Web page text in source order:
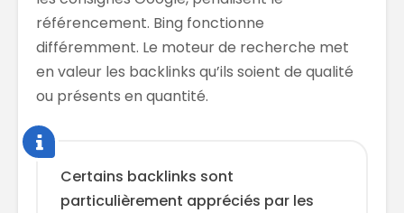
référencement. Bing fonctionne
différemment. Le moteur de recherche met
en valeur les backlinks qu’ils soient de qualité
ou présents en quantité.
Certains backlinks sont
particulièrement appréciés par les